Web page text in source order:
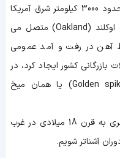
بالایی برخوردار بود چرا که با طولی در حدود 3000 کیلومتر شرق آمریکا
(ایالت اوماها) را به غرب و حدود ایالت اوکلند (Oakland) متصل می
آهن در رفت و آمد عمومی
بازرگانی کشور ایجاد کرد، در
تاریخ آمریکا با نام گلدن اسپایک (Golden spike) یا همان میخ
همراه شوید تا سفری به قرن 18 میلادی در غرب
آشناتر شویم.